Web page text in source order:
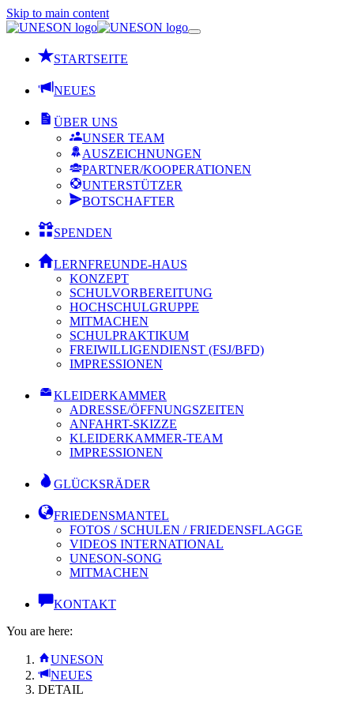
Skip to main content
STARTSEITE
NEUES
ÜBER UNS
UNSER TEAM
AUSZEICHNUNGEN
PARTNER/KOOPERATIONEN
UNTERSTÜTZER
BOTSCHAFTER
SPENDEN
LERNFREUNDE-HAUS
KONZEPT
SCHULVORBEREITUNG
HOCHSCHULGRUPPE
MITMACHEN
SCHULPRAKTIKUM
FREIWILLIGENDIENST (FSJ/BFD)
IMPRESSIONEN
KLEIDERKAMMER
ADRESSE/ÖFFNUNGSZEITEN
ANFAHRT-SKIZZE
KLEIDERKAMMER-TEAM
IMPRESSIONEN
GLÜCKSRÄDER
FRIEDENSMANTEL
FOTOS / SCHULEN / FRIEDENSFLAGGE
VIDEOS INTERNATIONAL
UNESON-SONG
MITMACHEN
KONTAKT
You are here:
UNESON
NEUES
DETAIL